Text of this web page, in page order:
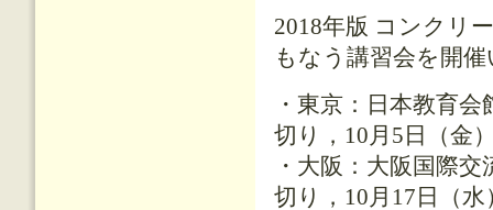
2018年版 コンクリ
もなう講習会を開
・東京：日本教
切り，10月5日（金
・大阪：大阪国際
切り，10月17日（水